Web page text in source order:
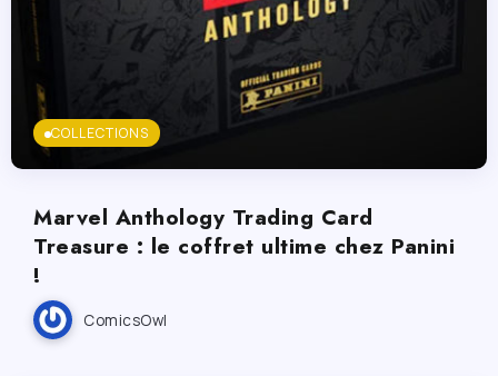
COLLECTIONS
Marvel Anthology Trading Card
Treasure : le coffret ultime chez Panini
!
ComicsOwl